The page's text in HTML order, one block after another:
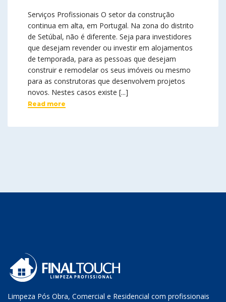
Serviços Profissionais O setor da construção
continua em alta, em Portugal. Na zona do distrito
de Setúbal, não é diferente. Seja para investidores
que desejam revender ou investir em alojamentos
de temporada, para as pessoas que desejam
construir e remodelar os seus imóveis ou mesmo
para as construtoras que desenvolvem projetos
novos. Nestes casos existe [...]
Read more
Limpeza Pós Obra, Comercial e Residencial com profissionais